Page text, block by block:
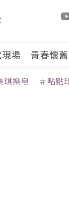
場 青春懷舊
琪樂皂 ＃點點